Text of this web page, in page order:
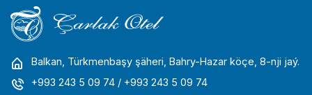
Balkan, Türkmenbaşy şäheri, Bahry-Hazar köçe, 8-nji jaý.
+993 243 5 09 74 / +993 243 5 09 74